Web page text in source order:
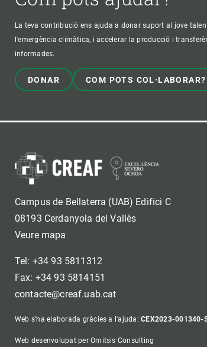
La teva contribució ens ajuda a donar suport al jove
l'emergència climàtica, i accelerar la producció i
informades.
DONAR COM POTS COL·LABORAR?
Campus de Bellaterra (UAB) Edifici C
08193 Cerdanyola del Vallès
Veure mapa
Tel: +34 93 5811312
Fax: +34 93 5814151
contacte@creaf.uab.cat
Web s'ha elaborada gràcies a l'ajuda:CEX2023-001340-
Web desenvolupat per Omitsis Consulting